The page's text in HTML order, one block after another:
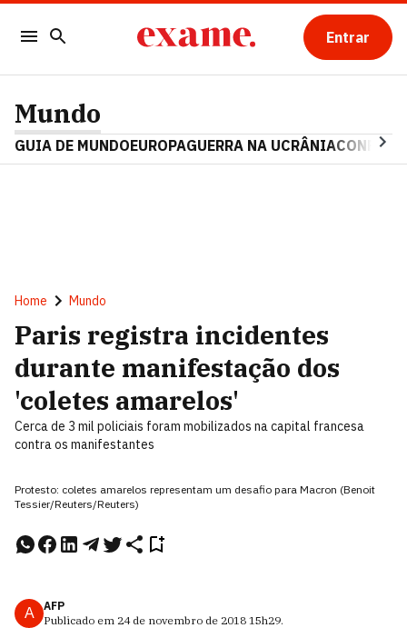
Entrar
Mundo
GUIA DE MUNDOEUROPAGUERRA NA UCRÂNIA
Home Mundo
Paris registra incidentes
durante manifestação dos
'coletes amarelos'
Cerca de 3 mil policiais foram mobilizados na capital francesa
contra os manifestantes
Protesto: coletes amarelos representam um desafio para Macron (Benoit
Tessier/Reuters/Reuters)
A
AFP
Publicado em 24 de novembro de 2018 15h29.